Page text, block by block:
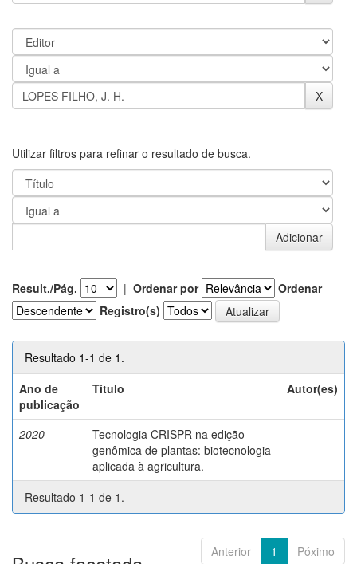
Utilizar filtros para refinar o resultado de busca.
Result./Pág. | Ordenar por
Ordenar
Registro(s)
Resultado 1-1 de 1.
Ano de
publicação
Título Autor(es)
2020
Tecnologia CRISPR na edição
genômica de plantas: biotecnologia
aplicada à agricultura.
-
Resultado 1-1 de 1.
Anterior 1 Póximo